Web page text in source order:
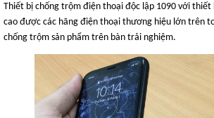
Thiết bị chống trộm điện thoại độc lập 1090 với thiết
cao được các hãng điện thoại thương hiệu lớn trên
chống trộm sản phẩm trên bàn trải nghiệm.